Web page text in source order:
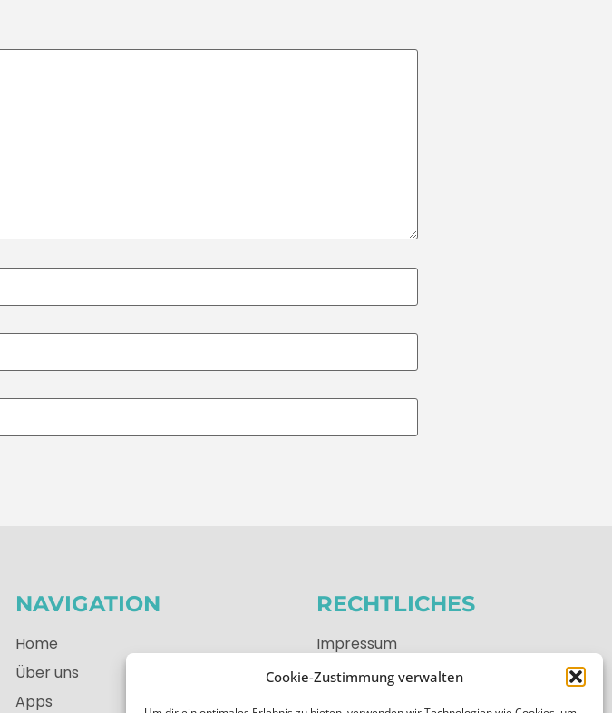
Cookie-Zustimmung verwalten
NAVIGATION
Home
Über uns
Apps
RECHTLICHES
Impressum
Datenschutzerklärung